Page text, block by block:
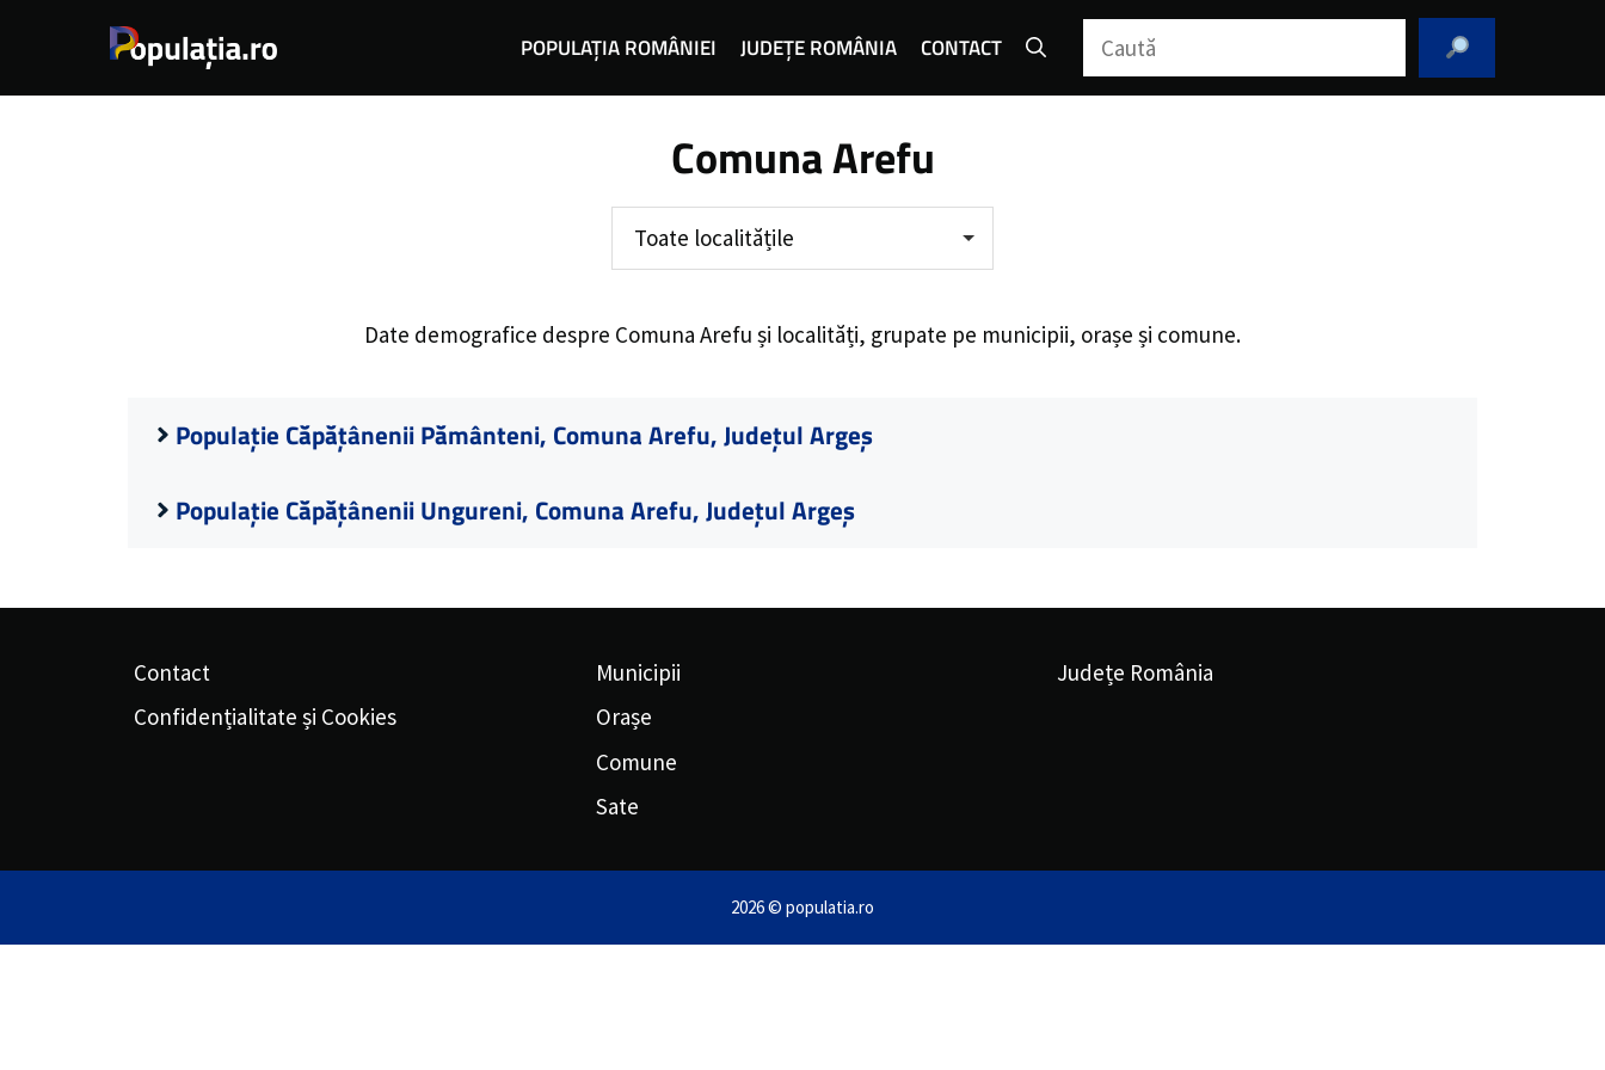
POPULAȚIA ROMÂNIEI JUDEȚE ROMÂNIA CONTACT Caută
Comuna Arefu
Toate localitățile
Date demografice despre Comuna Arefu și localități, grupate pe municipii, orașe și comune.
Populație Căpățânenii Pământeni, Comuna Arefu, Județul Argeș
Populație Căpățânenii Ungureni, Comuna Arefu, Județul Argeș
Contact
Confidențialitate și Cookies
Municipii
Orașe
Comune
Sate
Județe România
2026 © populatia.ro